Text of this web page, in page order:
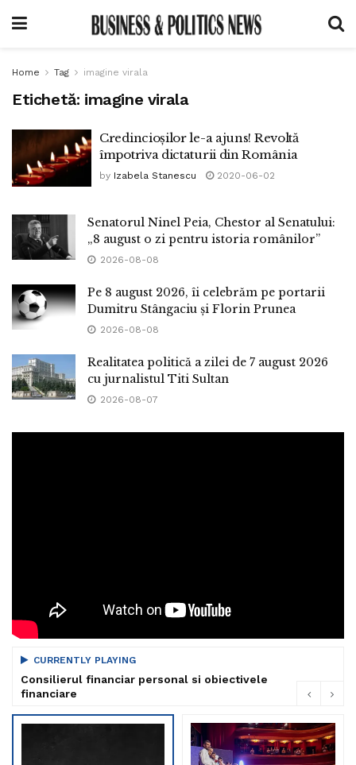
Home Tag imagine virala
Etichetă: imagine virala
Credincioșilor le-a ajuns! Revoltă
împotriva dictaturii din România
by Izabela Stanescu 2020-06-02
Senatorul Ninel Peia, Chestor al Senatului:
„8 august o zi pentru istoria românilor”
2026-08-08
Pe 8 august 2026, îi celebrăm pe portarii
Dumitru Stângaciu și Florin Prunea
2026-08-08
Realitatea politică a zilei de 7 august 2026
cu jurnalistul Titi Sultan
2026-08-07
CURRENTLY PLAYING
Consilierul financiar personal si obiectivele
financiare